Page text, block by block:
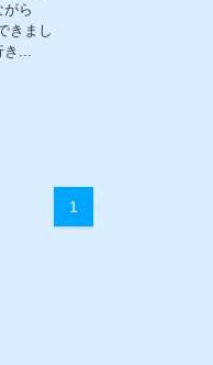
ら
きまし
き...
1